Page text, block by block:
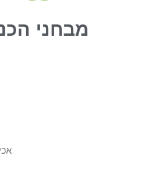
מבחני